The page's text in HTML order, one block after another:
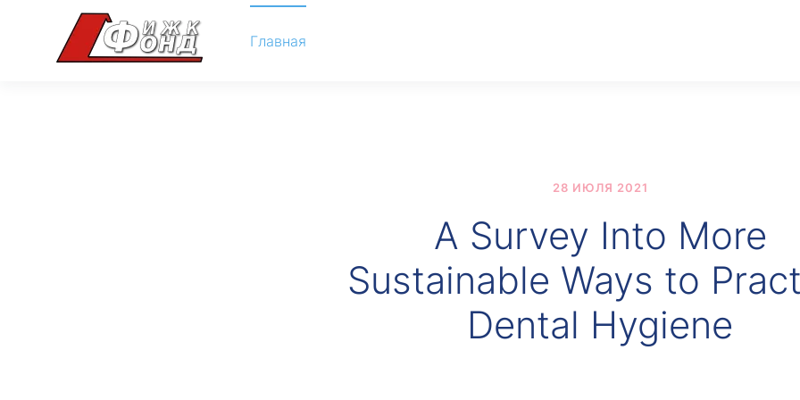
Главная
28 ИЮЛЯ 2021
A Survey Into More
Sustainable Ways to
Dental Hygiene